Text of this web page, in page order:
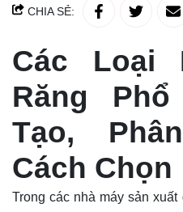
CHIA SẺ:
Các Loại
Răng
Tạo,
Cách Chọn
Trong các nhà máy sản